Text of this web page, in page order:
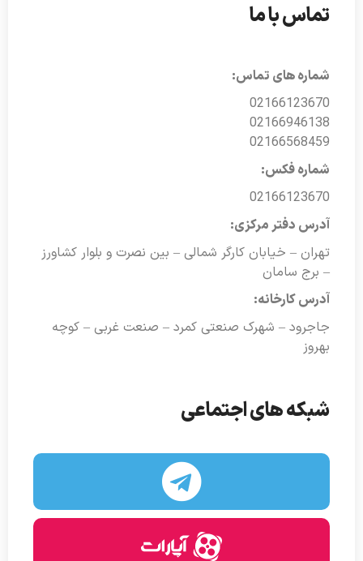
شبکه های اجتماعی
تماس با ما
شماره های تماس:
02166123670
02166946138
02166568459
شماره فکس:
02166123670
آدرس دفتر مرکزی:
تهران – خیابان کارگر شمالی – بین نصرت و بلوار کشاورز
– برج سامان
آدرس کارخانه:
جاجرود – شهرک صنعتی کمرد – صنعت غربی – کوچه
بهروز